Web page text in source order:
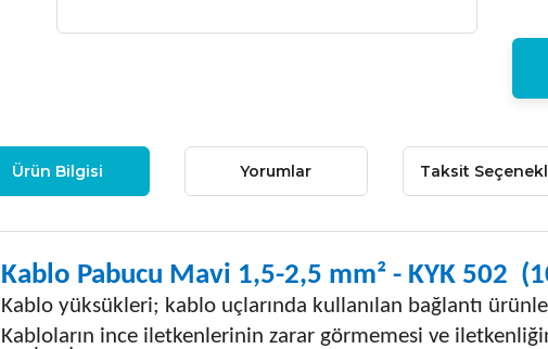
Ürün Bilgisi Yorumlar Taksit
Kablo Pabucu Mavi 1,5-2,5 mm² - KYK 502
Kablo yüksükleri; kablo uçlarında kullanılan bağlantı
Kabloların ince iletkenlerinin zarar görmemesi ve